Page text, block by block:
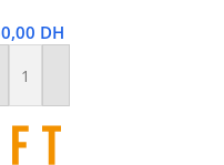
DH
Ajouter Au Panier